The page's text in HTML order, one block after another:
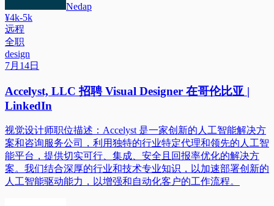
Nedap
¥4k-5k
远程
全职
design
7月14日
Accelyst, LLC 招聘 Visual Designer 在哥伦比亚 |
LinkedIn
视觉设计师职位描述：Accelyst 是一家创新的人工智能解决方
案和咨询服务公司，利用独特的行业特定代理和领先的人工智
能平台，提供切实可行、集成、安全且回报率优化的解决方
案。我们结合深厚的行业和技术专业知识，以加速部署创新的
人工智能驱动能力，以增强和自动化客户的工作流程。